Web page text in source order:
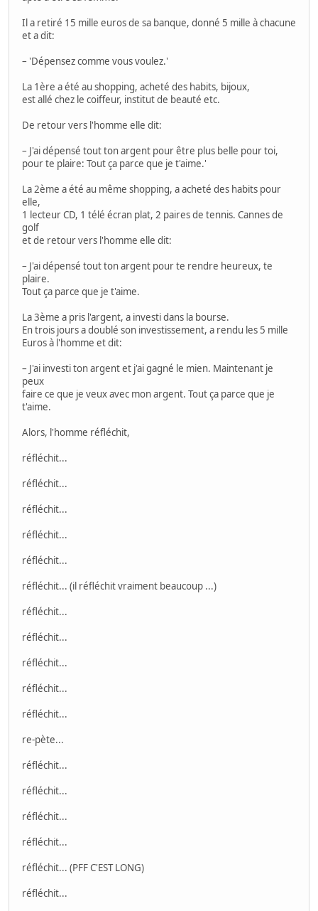
Il a retiré 15 mille euros de sa banque, donné 5 mille à chacune
et a dit:
– 'Dépensez comme vous voulez.'
La 1ère a été au shopping, acheté des habits, bijoux,
est allé chez le coiffeur, institut de beauté etc.
De retour vers l'homme elle dit:
– J'ai dépensé tout ton argent pour être plus belle pour toi,
pour te plaire: Tout ça parce que je t'aime.'
La 2ème a été au même shopping, a acheté des habits pour
elle,
1 lecteur CD, 1 télé écran plat, 2 paires de tennis. Cannes de
golf
et de retour vers l'homme elle dit:
– J'ai dépensé tout ton argent pour te rendre heureux, te
plaire.
Tout ça parce que je t'aime.
La 3ème a pris l'argent, a investi dans la bourse.
En trois jours a doublé son investissement, a rendu les 5 mille
Euros à l'homme et dit:
– J'ai investi ton argent et j'ai gagné le mien. Maintenant je
peux
faire ce que je veux avec mon argent. Tout ça parce que je
t'aime.
Alors, l'homme réfléchit,
réfléchit...
réfléchit...
réfléchit...
réfléchit...
réfléchit...
réfléchit... (il réfléchit vraiment beaucoup ...)
réfléchit...
réfléchit...
réfléchit...
réfléchit...
réfléchit...
re-pète...
réfléchit...
réfléchit...
réfléchit...
réfléchit...
réfléchit... (PFF C'EST LONG)
réfléchit...